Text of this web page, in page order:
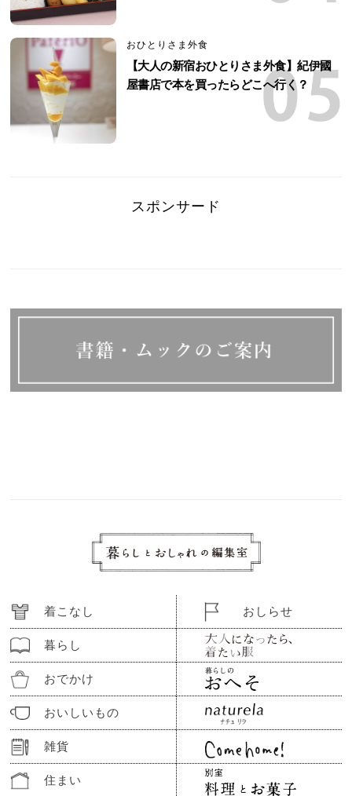
おひとりさま外食
【大人の新宿おひとりさま外食】紀伊國
屋書店で本を買ったらどこへ行く？
スポンサード
着こなし
暮らし
おでかけ
おいしいもの
雑貨
住まい
おしらせ